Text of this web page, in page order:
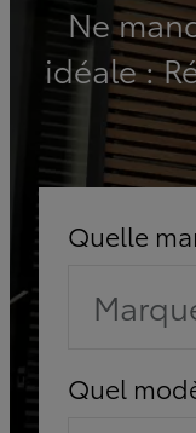
Ne
idéale :
Quelle
Quel